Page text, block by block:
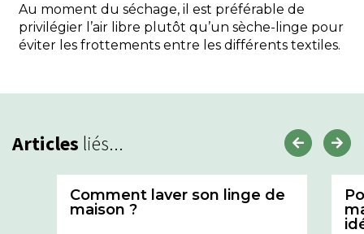
Au moment du séchage, il est préférable de
privilégier l’air libre plutôt qu’un sèche-linge pour
éviter les frottements entre les différents textiles.
Articles liés...
Comment laver son linge de
maison ?